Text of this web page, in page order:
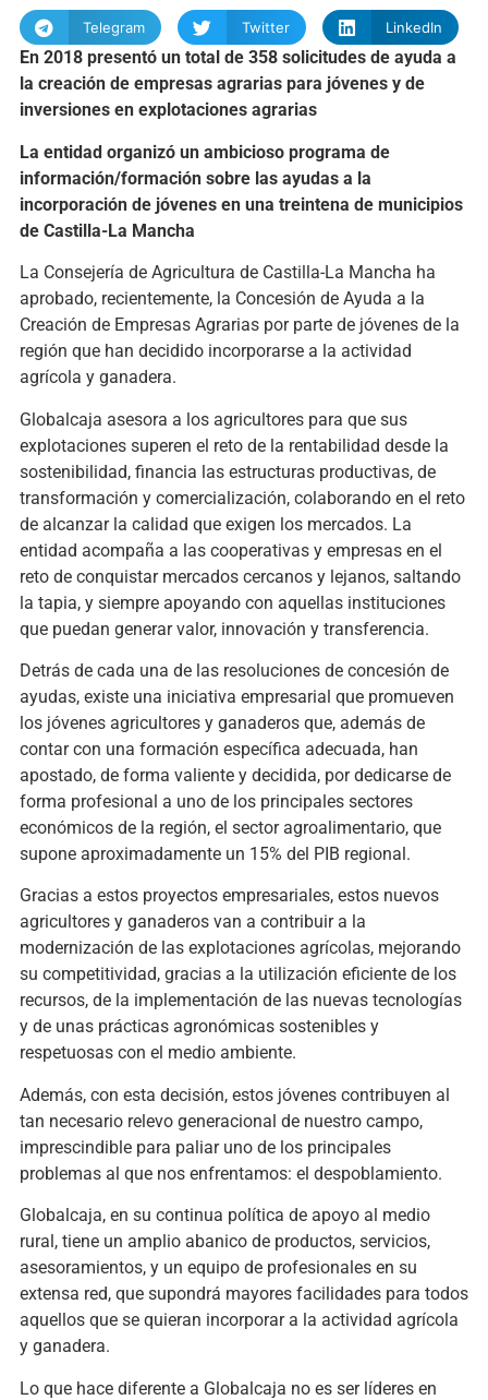
Telegram Twitter LinkedIn
En 2018 presentó un total de 358 solicitudes de ayuda a
la creación de empresas agrarias para jóvenes y de
inversiones en explotaciones agrarias
La entidad organizó un ambicioso programa de
información/formación sobre las ayudas a la
incorporación de jóvenes en una treintena de municipios
de Castilla-La Mancha
La Consejería de Agricultura de Castilla-La Mancha ha
aprobado, recientemente, la Concesión de Ayuda a la
Creación de Empresas Agrarias por parte de jóvenes de la
región que han decidido incorporarse a la actividad
agrícola y ganadera.
Globalcaja asesora a los agricultores para que sus
explotaciones superen el reto de la rentabilidad desde la
sostenibilidad, financia las estructuras productivas, de
transformación y comercialización, colaborando en el reto
de alcanzar la calidad que exigen los mercados. La
entidad acompaña a las cooperativas y empresas en el
reto de conquistar mercados cercanos y lejanos, saltando
la tapia, y siempre apoyando con aquellas instituciones
que puedan generar valor, innovación y transferencia.
Detrás de cada una de las resoluciones de concesión de
ayudas, existe una iniciativa empresarial que promueven
los jóvenes agricultores y ganaderos que, además de
contar con una formación específica adecuada, han
apostado, de forma valiente y decidida, por dedicarse de
forma profesional a uno de los principales sectores
económicos de la región, el sector agroalimentario, que
supone aproximadamente un 15% del PIB regional.
Gracias a estos proyectos empresariales, estos nuevos
agricultores y ganaderos van a contribuir a la
modernización de las explotaciones agrícolas, mejorando
su competitividad, gracias a la utilización eficiente de los
recursos, de la implementación de las nuevas tecnologías
y de unas prácticas agronómicas sostenibles y
respetuosas con el medio ambiente.
Además, con esta decisión, estos jóvenes contribuyen al
tan necesario relevo generacional de nuestro campo,
imprescindible para paliar uno de los principales
problemas al que nos enfrentamos: el despoblamiento.
Globalcaja, en su continua política de apoyo al medio
rural, tiene un amplio abanico de productos, servicios,
asesoramientos, y un equipo de profesionales en su
extensa red, que supondrá mayores facilidades para todos
aquellos que se quieran incorporar a la actividad agrícola
y ganadera.
Lo que hace diferente a Globalcaja no es ser líderes en